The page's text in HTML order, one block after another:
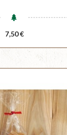
Prix
7,50 €